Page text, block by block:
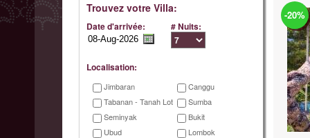
Trouvez votre Villa:
Date d'arrivée: # Nuits:
Localisation:
Jimbaran
Canggu
Tabanan - Tanah Lot
Sumba
Seminyak
Bukit
Ubud
Lombok
-20%